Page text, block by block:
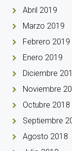
Abril 2019
Marzo 2019
Febrero 2019
Enero 2019
Diciembre
Noviembre
Octubre 2018
Septiembre
Agosto 2018